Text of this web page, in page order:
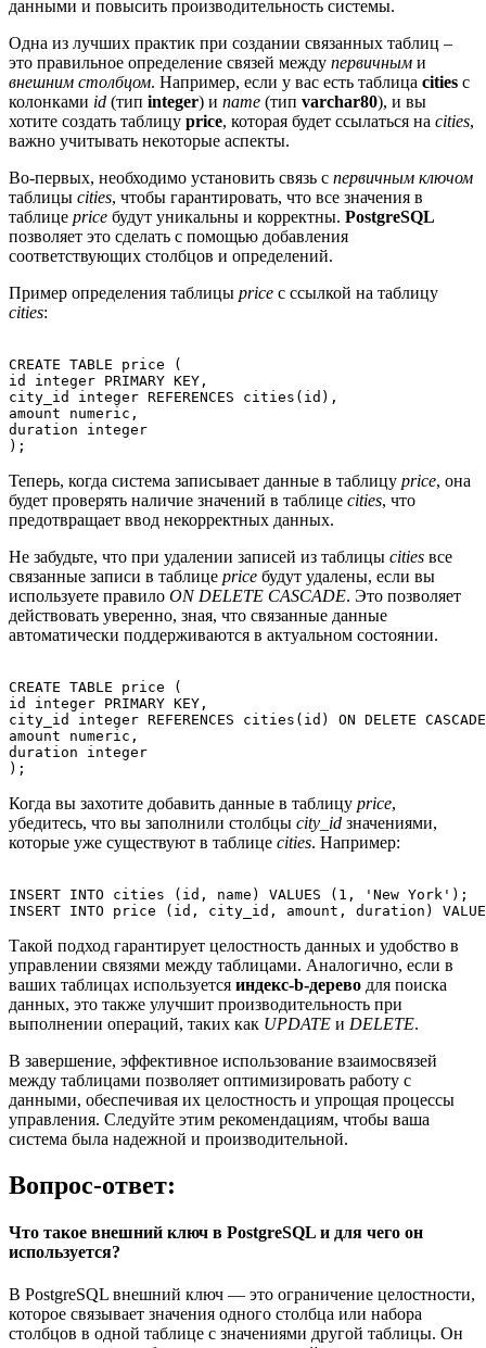
данными и повысить производительность системы.
Одна из лучших практик при создании связанных таблиц –
это правильное определение связей между первичным и
внешним столбцом. Например, если у вас есть таблица cities с
колонками id (тип integer) и name (тип varchar80), и вы
хотите создать таблицу price, которая будет ссылаться на cities,
важно учитывать некоторые аспекты.
Во-первых, необходимо установить связь с первичным ключом
таблицы cities, чтобы гарантировать, что все значения в
таблице price будут уникальны и корректны. PostgreSQL
позволяет это сделать с помощью добавления
соответствующих столбцов и определений.
Пример определения таблицы price с ссылкой на таблицу
cities:
CREATE TABLE price (
id integer PRIMARY KEY,
city_id integer REFERENCES cities(id),
amount numeric,
duration integer
Теперь, когда система записывает данные в таблицу price, она
будет проверять наличие значений в таблице cities, что
предотвращает ввод некорректных данных.
Не забудьте, что при удалении записей из таблицы cities все
связанные записи в таблице price будут удалены, если вы
используете правило ON DELETE CASCADE. Это позволяет
действовать уверенно, зная, что связанные данные
автоматически поддерживаются в актуальном состоянии.
CREATE TABLE price (
id integer PRIMARY KEY,
city_id integer REFERENCES cities(id) ON DELETE
amount numeric,
duration integer
Когда вы захотите добавить данные в таблицу price,
убедитесь, что вы заполнили столбцы city_id значениями,
которые уже существуют в таблице cities. Например:
INSERT INTO cities (id, name) VALUES (1, 'New York');
Такой подход гарантирует целостность данных и удобство в
управлении связями между таблицами. Аналогично, если в
ваших таблицах используется индекс-b-дерево для поиска
данных, это также улучшит производительность при
выполнении операций, таких как UPDATE и DELETE.
В завершение, эффективное использование взаимосвязей
между таблицами позволяет оптимизировать работу с
данными, обеспечивая их целостность и упрощая процессы
управления. Следуйте этим рекомендациям, чтобы ваша
система была надежной и производительной.
Вопрос-ответ:
Что такое внешний ключ в PostgreSQL и для чего он
используется?
В PostgreSQL внешний ключ — это ограничение целостности,
которое связывает значения одного столбца или набора
столбцов в одной таблице с значениями другой таблицы. Он